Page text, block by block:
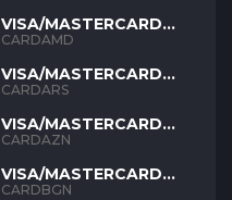
VISA/MASTERCARD
AMD
CARDAMD
VISA/MASTERCARD
ARS
CARDARS
VISA/MASTERCARD
AZN
CARDAZN
VISA/MASTERCARD
BGN
CARDBGN